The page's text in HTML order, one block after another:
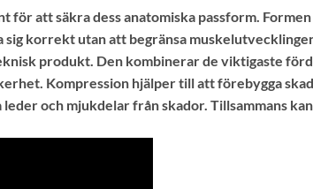
att säkra dess anatomiska passform.
korrekt utan att begränsa
produkt. Den kombinerar de viktigaste
Kompression hjälper till att förebygga
och mjukdelar från skador. Tillsammans